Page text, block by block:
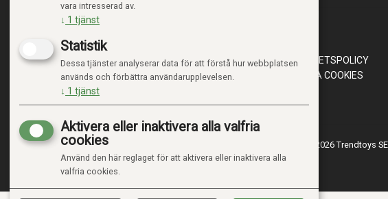
OM TRENDTOYS
INTEGRITETSPOLICY
HANTERA COOKIES
© 2026 Trendtoys
vara intresserad av.
↓ 1 tjänst
Statistik
Dessa tjänster analyserar data för att förstå hur webbplatsen
används och förbättra användarupplevelsen.
↓ 1 tjänst
Aktivera eller inaktivera alla valfria
cookies
Använd den här reglaget för att aktivera eller inaktivera alla
valfria cookies.